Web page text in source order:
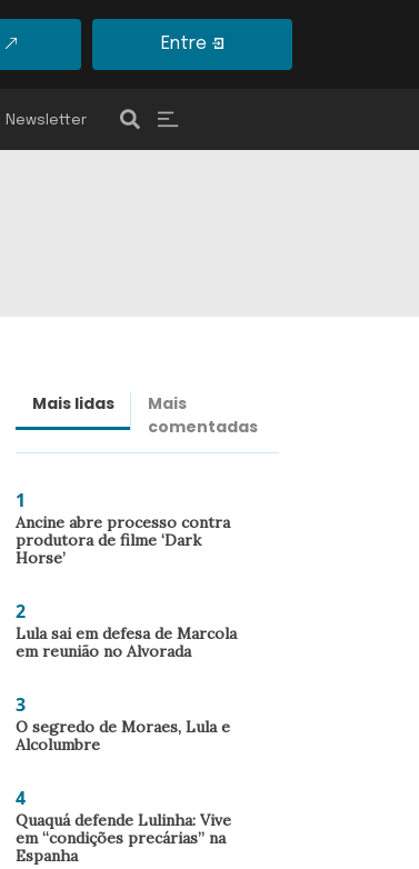
Entre
Newsletter
Mais lidas
Mais
comentadas
1
Ancine abre processo contra
produtora de filme ‘Dark
Horse’
2
Lula sai em defesa de Marcola
em reunião no Alvorada
3
O segredo de Moraes, Lula e
Alcolumbre
4
Quaquá defende Lulinha: Vive
em “condições precárias” na
Espanha